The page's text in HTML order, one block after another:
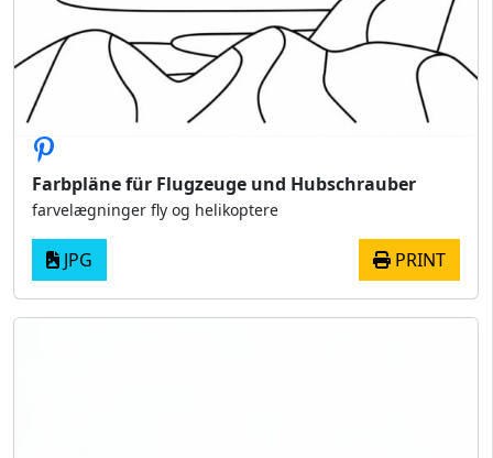
Farbpläne für Flugzeuge und Hubschrauber
farvelægninger fly og helikoptere
JPG PRINT